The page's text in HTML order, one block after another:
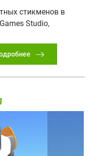
стикменов в
Studio,